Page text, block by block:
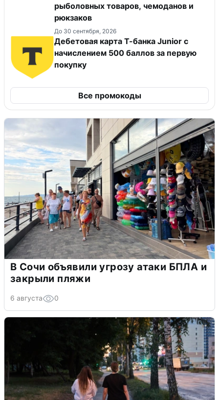
рыболовных товаров, чемоданов и
рюкзаков
До 30 сентября, 2026
Дебетовая карта Т-банка Junior c
начислением 500 баллов за первую
покупку
Все промокоды
В Сочи объявили угрозу атаки БПЛА и
закрыли пляжи
6 августа 0